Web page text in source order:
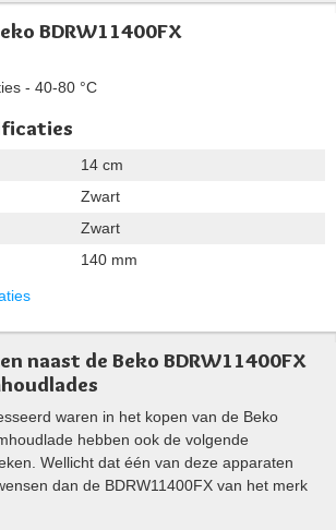
BDRW11400FX
- 40-80 °C
14 cm
Zwart
Zwart
140 mm
naast de Beko BDRW11400FX
waren in het kopen van de Beko
hebben ook de volgende
Wellicht dat één van deze apparaten
dan de BDRW11400FX van het merk